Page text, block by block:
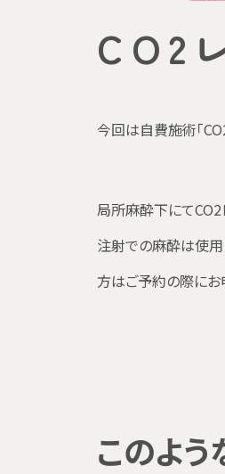
CO2
今回は自費施術「
局所麻酔下にてCO2
注射での麻酔は使用
方はご予約の際にお
このよ